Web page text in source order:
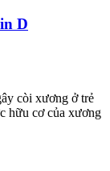
D
còi xương ở trẻ
hữu cơ của xương